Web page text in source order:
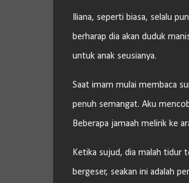
Iliana, seperti biasa, selalu
berharap dia akan duduk
untuk anak seusianya.
Saat imam mulai membaca
penuh semangat. Aku
Beberapa jamaah melirik ke
Ketika sujud, dia malah tidur
bergeser, seakan ini adalah